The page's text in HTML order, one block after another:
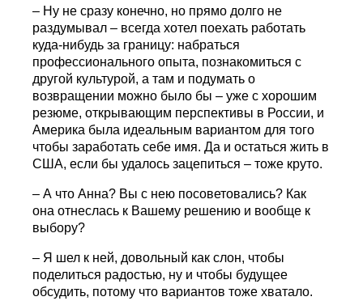
– Ну не сразу конечно, но прямо долго не
раздумывал – всегда хотел поехать работать
куда-нибудь за границу: набраться
профессионального опыта, познакомиться с
другой культурой, а там и подумать о
возвращении можно было бы – уже с хорошим
резюме, открывающим перспективы в России, и
Америка была идеальным вариантом для того
чтобы заработать себе имя. Да и остаться жить в
США, если бы удалось зацепиться – тоже круто.
– А что Анна? Вы с нею посоветовались? Как
она отнеслась к Вашему решению и вообще к
выбору?
– Я шел к ней, довольный как слон, чтобы
поделиться радостью, ну и чтобы будущее
обсудить, потому что вариантов тоже хватало.